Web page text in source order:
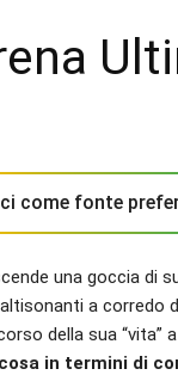
come fonte
una goccia di
a corredo
della sua “vita”
in termini di